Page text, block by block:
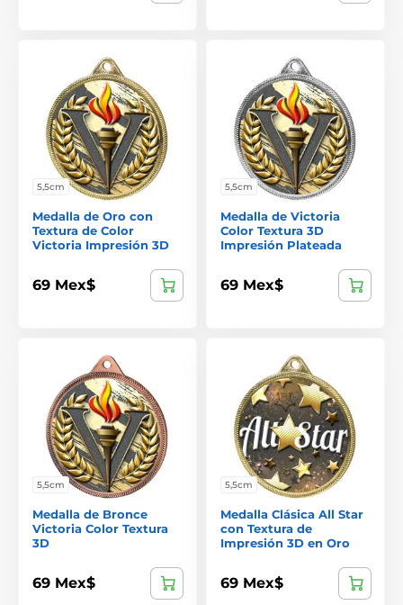
5,5cm
Medalla de Oro con
Textura de Color
Victoria Impresión 3D
69 Mex$
5,5cm
Medalla de Victoria
Color Textura 3D
Impresión Plateada
69 Mex$
5,5cm
Medalla de Bronce
Victoria Color Textura
3D
69 Mex$
5,5cm
Medalla Clásica All Star
con Textura de
Impresión 3D en Oro
69 Mex$